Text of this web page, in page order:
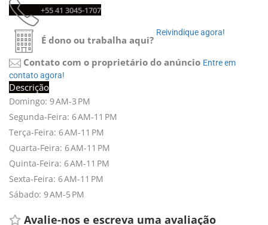
+55 41 3045-1707
É dono ou trabalha aqui?
Reivindique agora!
Contato com o proprietário do anúncio Entre em
contato agora!
Descrição
Domingo: 9 AM-3 PM
Segunda-Feira: 6 AM-11 PM
Terça-Feira: 6 AM-11 PM
Quarta-Feira: 6 AM-11 PM
Quinta-Feira: 6 AM-11 PM
Sexta-Feira: 6 AM-11 PM
Sábado: 9 AM-5 PM
Avalie-nos e escreva uma avaliação